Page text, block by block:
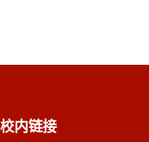
校内链接